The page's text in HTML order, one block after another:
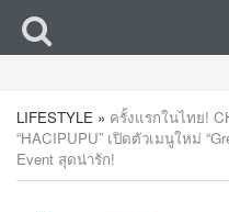
LIFESTYLE » ครั้งแรกในไทย!
“HACIPUPU” เปิดตัวเมนูใหม่
Event สุดน่ารัก!